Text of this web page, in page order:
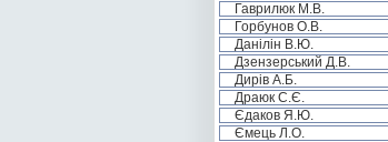
Гаврилюк М.В.
Горбунов О.В.
Данілін В.Ю.
Дзензерський Д.В.
Дирів А.Б.
Драюк С.Є.
Єдаков Я.Ю.
Ємець Л.О.